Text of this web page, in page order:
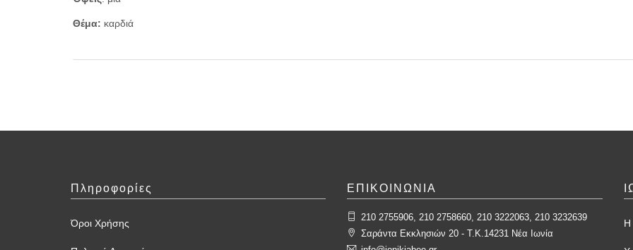
Θέμα: καρδιά
Πληροφορίες
Όροι Χρήσης
ΕΠΙΚΟΙΝΩΝΙΑ
210 2755906, 210 2758660, 210 3222063, 210 3232639
Σαράντα Εκκλησιών 20 - T.K.14231 Νέα Ιωνία
Η